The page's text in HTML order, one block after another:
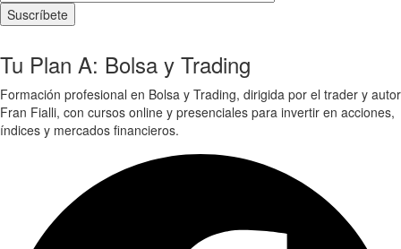
Tu Plan A: Bolsa y Trading
Formación profesional en Bolsa y Trading, dirigida por el trader y autor
Fran Fialli, con cursos online y presenciales para invertir en acciones,
índices y mercados financieros.